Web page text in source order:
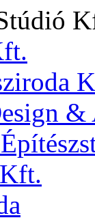
&